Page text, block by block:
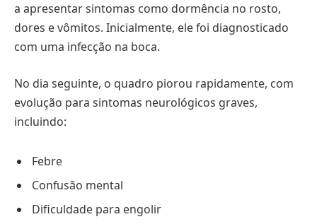
a apresentar sintomas como dormência no rosto,
dores e vômitos. Inicialmente, ele foi diagnosticado
com uma infecção na boca.
No dia seguinte, o quadro piorou rapidamente, com
evolução para sintomas neurológicos graves,
incluindo:
Febre
Confusão mental
Dificuldade para engolir